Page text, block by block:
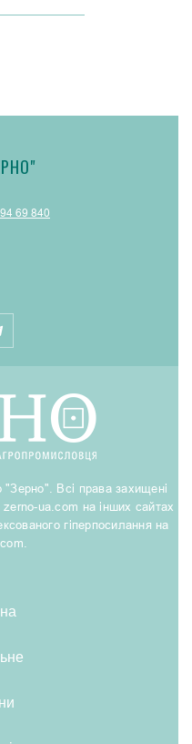
69 840
Всі права захищені
zerno-ua.com на інших сайтах
гіперпосилання на